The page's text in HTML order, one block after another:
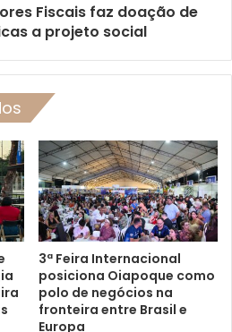
Fiscais faz doação de
a projeto social
3ª Feira Internacional
posiciona Oiapoque como
polo de negócios na
fronteira entre Brasil e
Europa